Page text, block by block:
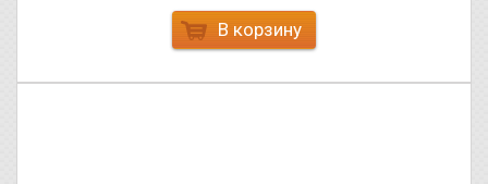
В корзину